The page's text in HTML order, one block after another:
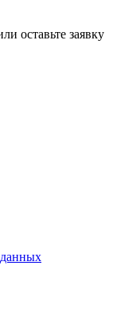
оставьте заявку